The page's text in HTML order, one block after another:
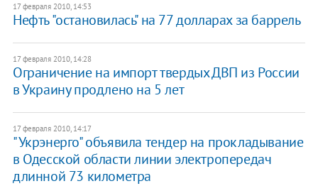
17 февраля 2010, 14:53
Нефть "остановилась" на 77 долларах за баррель
17 февраля 2010, 14:28
Ограничение на импорт твердых ДВП из России
в Украину продлено на 5 лет
17 февраля 2010, 14:17
"Укрэнерго" объявила тендер на прокладывание
в Одесской области линии электропередач
длинной 73 километра